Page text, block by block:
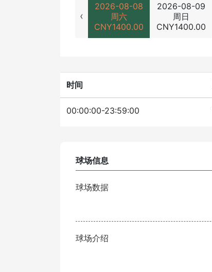
‹
2026-08-08
周六
CNY1400.00
2026-08-09
周日
CNY1400.00
时间
00:00:00-23:59:00
球场信息
球场数据
球场介绍